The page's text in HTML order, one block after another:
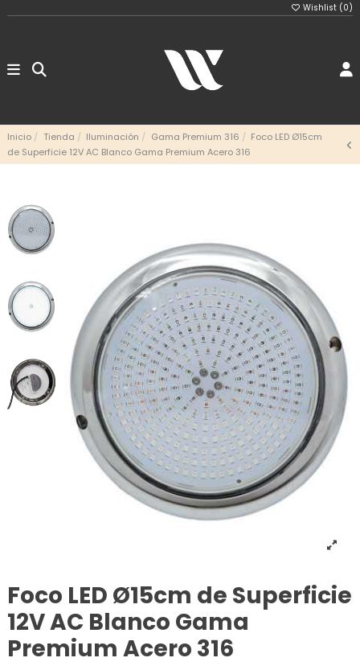
Wishlist (0)
Inicio Tienda Iluminación Gama Premium 316
Foco LED Ø15cm
de Superficie 12V AC Blanco Gama Premium Acero 316
Foco LED Ø15cm de Superficie
12V AC Blanco Gama
Premium Acero 316